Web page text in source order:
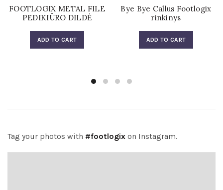
FOOTLOGIX METAL FILE
PEDIKIŪRO DILDĖ
ADD TO CART
Bye Bye Callus Footlogix
rinkinys
ADD TO CART
Tag your photos with #footlogix on Instagram.